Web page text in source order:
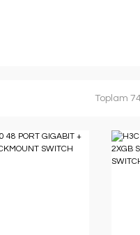
Toplam